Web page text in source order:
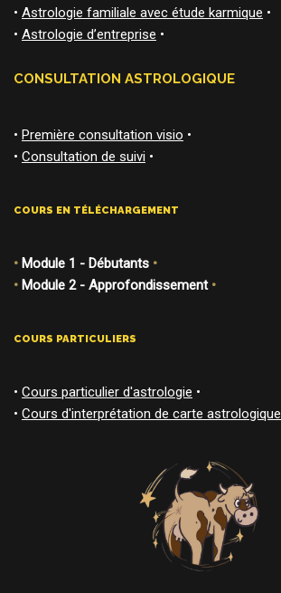
• Astrologie familiale avec étude karmique •
• Astrologie d’entreprise •
CONSULTATION ASTROLOGIQUE
• Première consultation visio •
• Consultation de suivi •
COURS EN TÉLÉCHARGEMENT
• Module 1 - Débutants •
• Module 2 - Approfondissement•
COURS PARTICULIERS
• Cours particulier d'astrologie •
• Cours d'interprétation de carte astrologique